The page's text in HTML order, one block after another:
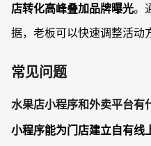
店转化高峰叠加品牌曝光。
据，老板可以快速调整活动
常见问题
水果店小程序和外卖平台有
小程序能为门店建立自有线